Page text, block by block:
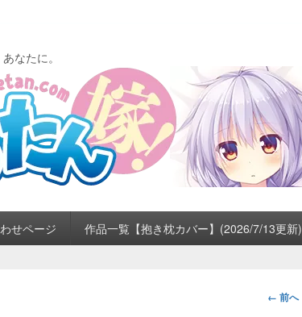
なたに。
せページ 作品一覧【抱き枕カバー】(2026/7/13更新)
画
← 前へ